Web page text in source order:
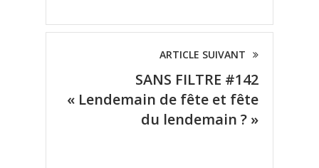
ARTICLE SUIVANT
SANS FILTRE #142
« Lendemain de fête et fête
du lendemain ? »